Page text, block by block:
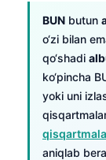
BUN butun
o‘zi bilan
qo‘shadi
ko‘pincha
yoki uni
aniqlab
Íslenska
Српски
Svenska
Eesti